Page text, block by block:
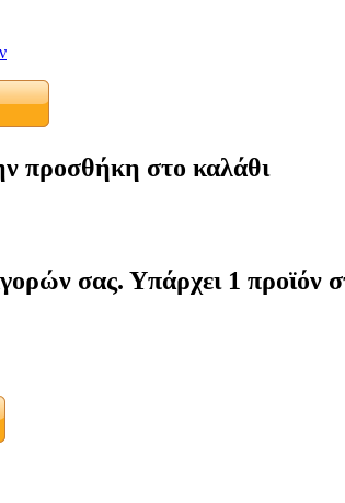
προσθήκη στο καλάθι
σας. Υπάρχει 1 προϊόν